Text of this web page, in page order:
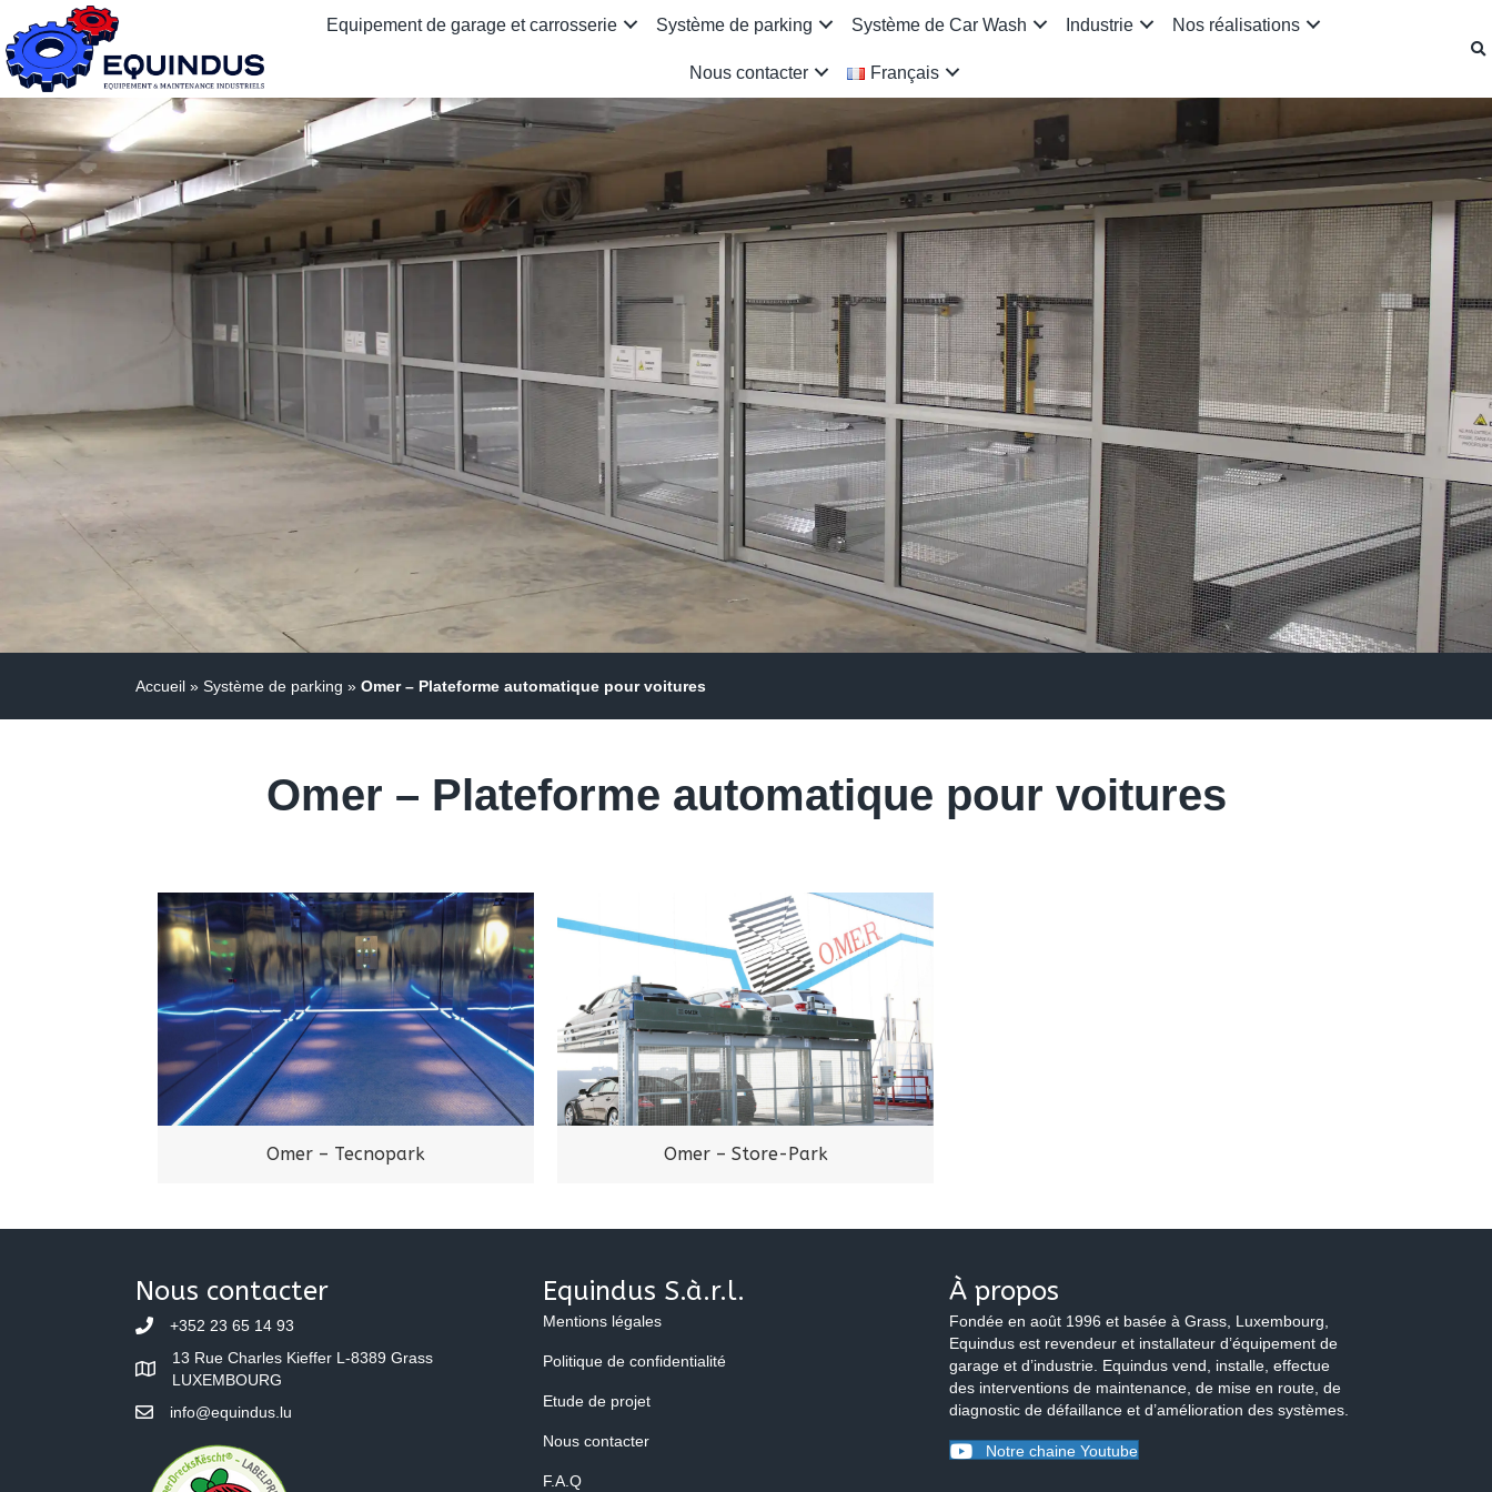
Equipement de garage et carrosserie Système de parking Système de Car Wash Industrie Nos réalisations
Nous contacter Français
Accueil » Système de parking » Omer – Plateforme automatique pour voitures
Omer – Plateforme automatique pour voitures
Omer – Tecnopark Omer – Store-Park
Nous contacter
+352 23 65 14 93
13 Rue Charles Kieffer L-8389 Grass
LUXEMBOURG
info@equindus.lu
Equindus S.à.r.l.
Mentions légales
Politique de confidentialité
Etude de projet
Nous contacter
F.A.Q
À propos
Fondée en août 1996 et basée à Grass, Luxembourg,
Equindus est revendeur et installateur d’équipement de
garage et d’industrie. Equindus vend, installe, effectue
des interventions de maintenance, de mise en route, de
diagnostic de défaillance et d’amélioration des systèmes.
Notre chaine Youtube